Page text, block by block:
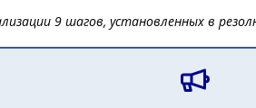
9 шагов, установленных в